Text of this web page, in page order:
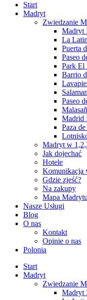
Start
Madryt
Zwiedzanie
Madryt
La
Puerta
Paseo
Park El
Barrio
Paseo
Madrid
Paza
Madryt w
Jak dojechać
Hotele
Komunikacja
Gdzie zjeść?
Na zakupy
Mapa Madrytu
Nasze Usługi
Blog
O nas
Kontakt
Opinie o nas
Polonia
Start
Madryt
Zwiedzanie
Madryt